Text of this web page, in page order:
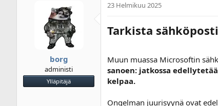
u
n
i
t
u
s
p
ä
i
v
ä
borg
administi
Ylläpitäjä
23 Helmikuu 2025
Tarkista
Muun muassa Microsoftin
sanoen: jatkossa
kelpaa.
Ongelman juurisyynä ovat